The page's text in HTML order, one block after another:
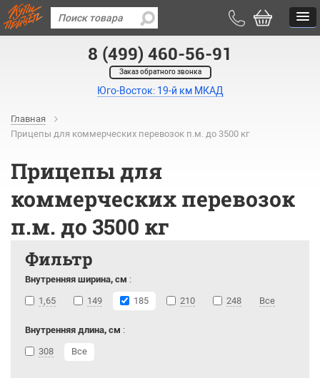
8 (499) 460-56-91
Заказ обратного звонка
Юго-Восток: 19-й км МКАД
Главная
Прицепы для коммерческих перевозок п.м. до 3500 кг
Прицепы для
коммерческих перевозок
п.м. до 3500 кг
Фильтр
Внутренняя ширина, см :
1,65
149 185 210 248 Все
Внутренняя длина, см :
308
Все